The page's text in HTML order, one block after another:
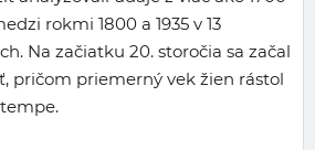
rokmi 1800 a 1935 v 13
Na začiatku 20. storočia sa začal
pričom priemerný vek žien rástol